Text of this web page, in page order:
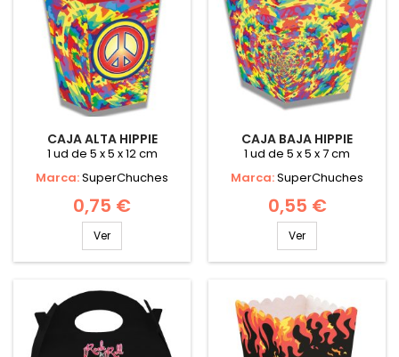
CAJA ALTA HIPPIE
1 ud de 5 x 5 x 12 cm
Marca:SuperChuches
0,75 €
Ver
CAJA BAJA HIPPIE
1 ud de 5 x 5 x 7 cm
Marca:SuperChuches
0,55 €
Ver